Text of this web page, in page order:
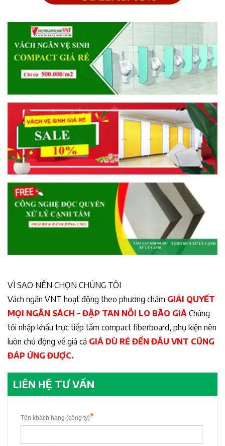
VÌ SAO NÊN CHỌN CHÚNG TÔI
Vách ngăn VNT hoạt động theo phương châm GIẢI QUYẾT
MỌI NGÂN SÁCH – ĐẬP TAN NỖI LO BÃO GIÁ Chúng
tôi nhập khẩu trực tiếp tấm compact fiberboard, phụ kiện nên
luôn chủ động về giá cả GIÁ DÙ RẺ ĐẾN ĐÂU VNT CŨNG
ĐÁP ỨNG ĐƯỢC.
LIÊN HỆ TƯ VẤN